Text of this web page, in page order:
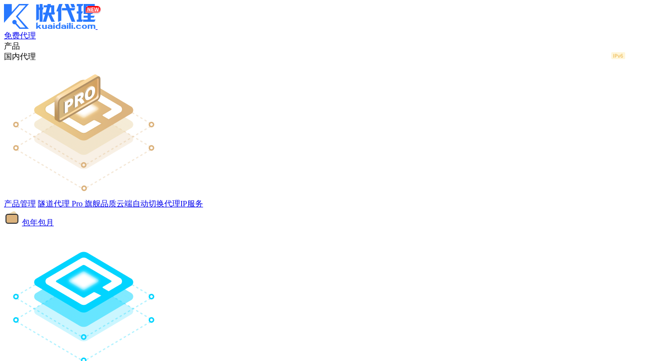
免费代理
产品
国内代理
产品管理 隧道代理 Pro 旗舰品质云端自动切换代理IP服务
包年包月